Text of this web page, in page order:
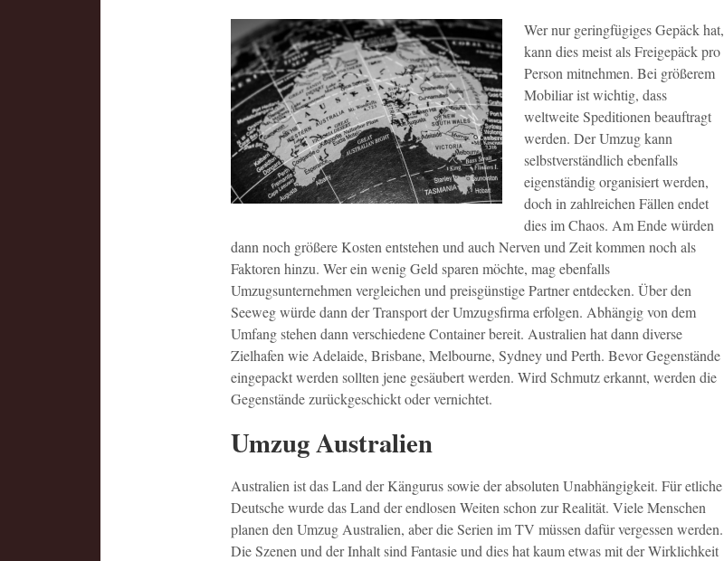
Wer nur geringfügiges Gepäck hat,
kann dies meist als Freigepäck pro
Person mitnehmen. Bei größerem
Mobiliar ist wichtig, dass
weltweite Speditionen beauftragt
werden. Der Umzug kann
selbstverständlich ebenfalls
eigenständig organisiert werden,
doch in zahlreichen Fällen endet
dies im Chaos. Am Ende würden
dann noch größere Kosten entstehen und auch Nerven und Zeit kommen noch als
Faktoren hinzu. Wer ein wenig Geld sparen möchte, mag ebenfalls
Umzugsunternehmen vergleichen und preisgünstige Partner entdecken. Über den
Seeweg würde dann der Transport der Umzugsfirma erfolgen. Abhängig von dem
Umfang stehen dann verschiedene Container bereit. Australien hat dann diverse
Zielhafen wie Adelaide, Brisbane, Melbourne, Sydney und Perth. Bevor Gegenstände
eingepackt werden sollten jene gesäubert werden. Wird Schmutz erkannt, werden die
Gegenstände zurückgeschickt oder vernichtet.
Umzug Australien
Australien ist das Land der Kängurus sowie der absoluten Unabhängigkeit. Für etliche
Deutsche wurde das Land der endlosen Weiten schon zur Realität. Viele Menschen
planen den Umzug Australien, aber die Serien im TV müssen dafür vergessen werden.
Die Szenen und der Inhalt sind Fantasie und dies hat kaum etwas mit der Wirklichkeit